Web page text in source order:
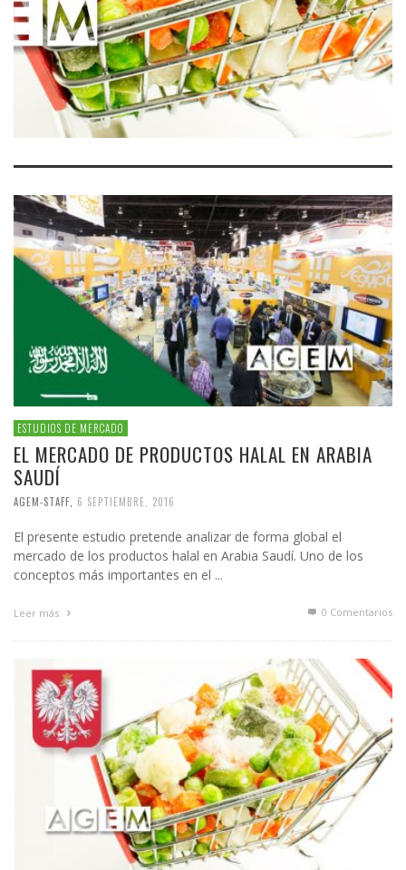
ESTUDIOS DE MERCADO
EL MERCADO DE PRODUCTOS HALAL EN ARABIA
SAUDÍ
AGEM-STAFF 6 SEPTIEMBRE, 2016
El presente estudio pretende analizar de forma global el
mercado de los productos halal en Arabia Saudí. Uno de los
conceptos más importantes en el ...
Leer más 0 Comentarios